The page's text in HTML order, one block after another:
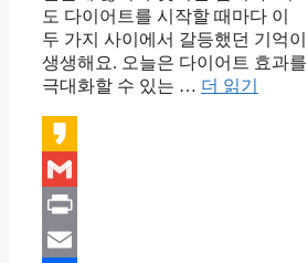
도 다이어트를 시작할 때마다 이
두 가지 사이에서 갈등했던 기억이
생생해요. 오늘은 다이어트 효과를
극대화할 수 있는 … 더 읽기
Kakao
Gmail
Print